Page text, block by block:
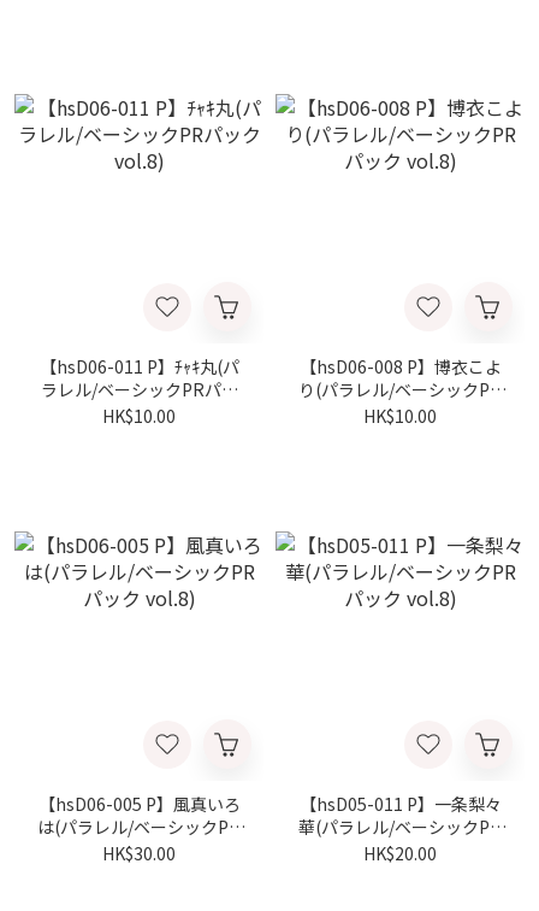
【hsD06-011 P】ﾁｬｷ丸(パ
ラレル/ベーシックPRパッ
ク vol.8)
HK$10.00
【hsD06-008 P】博衣こよ
り(パラレル/ベーシックPR
パック vol.8)
HK$10.00
【hsD06-005 P】風真いろ
は(パラレル/ベーシックPR
パック vol.8)
HK$30.00
【hsD05-011 P】一条梨々
華(パラレル/ベーシックPR
パック vol.8)
HK$20.00